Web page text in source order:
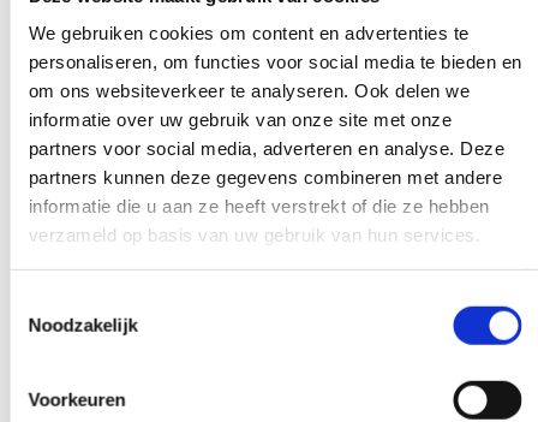
We gebruiken cookies om content en advertenties te
personaliseren, om functies voor social media te bieden en
om ons websiteverkeer te analyseren. Ook delen we
informatie over uw gebruik van onze site met onze
partners voor social media, adverteren en analyse. Deze
partners kunnen deze gegevens combineren met andere
informatie die u aan ze heeft verstrekt of die ze hebben
verzameld op basis van uw gebruik van hun services.
Noodzakelijk
Voorkeuren
Eksperci, którzy pomogą Ci dalej
Jeśli masz pytanie, które ma wpływ na
naszą pracę, podnieś słuchawkę i zadaj je.
Nasi eksperci zapewnią jasność na
żądanie.
Potrzebujesz naszej pomocy poza